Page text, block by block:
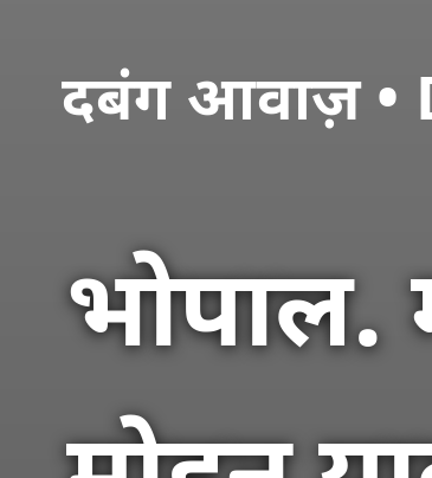
दबंग आवाज़ •
भोपाल.